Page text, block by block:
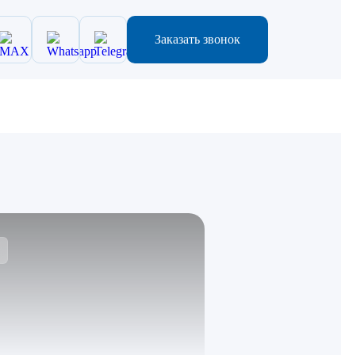
Заказать звонок